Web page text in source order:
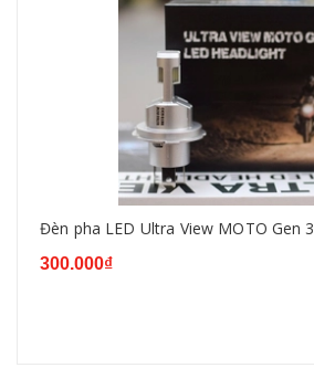
Đèn pha LED Ultra View MOTO Gen 3
300.000₫